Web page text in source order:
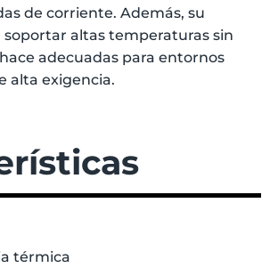
de corriente. Además, su
soportar altas temperaturas sin
adecuadas para entornos
alta exigencia.
térmica